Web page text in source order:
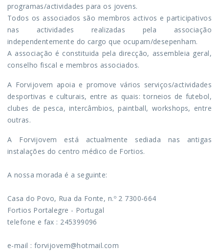
programas/actividades para os jovens.
Todos os associados são membros activos e participativos
nas actividades realizadas pela associação
independentemente do cargo que ocupam/desepenham.
A associação é constituida pela direcção, assembleia geral,
conselho fiscal e membros associados.
A Forvijovem apoia e promove vários serviços/actividades
desportivas e culturais, entre as quais: torneios de futebol,
clubes de pesca, intercâmbios, paintball, workshops, entre
outras.
A Forvijovem está actualmente sediada nas antigas
instalações do centro médico de Fortios.
A nossa morada é a seguinte:
Casa do Povo, Rua da Fonte, n.º 2 7300-664
Fortios Portalegre - Portugal
telefone e fax : 245399096
e-mail : forvijovem@hotmail.com